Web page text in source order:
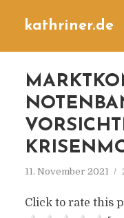
kathriner.de
11. November 2021
Click to rate this